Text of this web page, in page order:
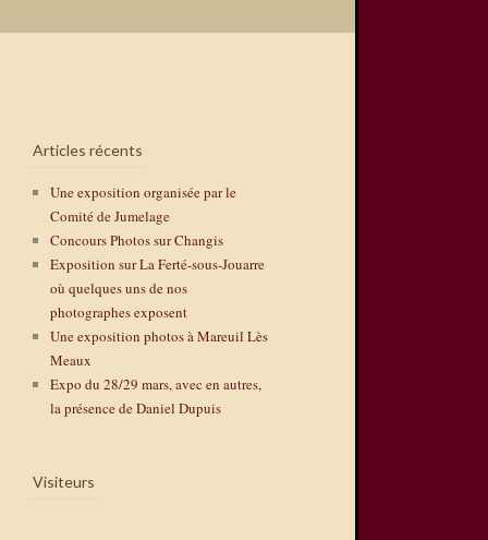
Articles récents
Une exposition organisée par le
Comité de Jumelage
Concours Photos sur Changis
Exposition sur La Ferté-sous-Jouarre
où quelques uns de nos
photographes exposent
Une exposition photos à Mareuil Lès
Meaux
Expo du 28/29 mars, avec en autres,
la présence de Daniel Dupuis
Visiteurs